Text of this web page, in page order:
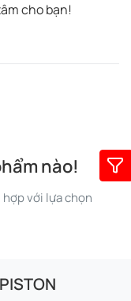
cho bạn!
nào!
với lựa chọn